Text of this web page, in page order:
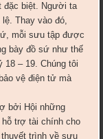
đặc biệt. Người ta
Thay vào đó,
mỗi sưu tập được
bày đồ sứ như thế
18 – 19. Chúng tôi
vệ điện tử mà
bởi Hội những
trợ tài chính cho
trình về sưu